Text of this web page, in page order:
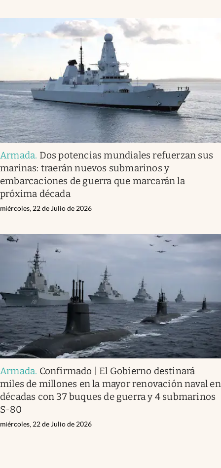
Armada. Dos potencias mundiales refuerzan sus
marinas: traerán nuevos submarinos y
embarcaciones de guerra que marcarán la
próxima década
miércoles, 22 de Julio de 2026
Armada. Confirmado | El Gobierno destinará
miles de millones en la mayor renovación naval en
décadas con 37 buques de guerra y 4 submarinos
S-80
miércoles, 22 de Julio de 2026